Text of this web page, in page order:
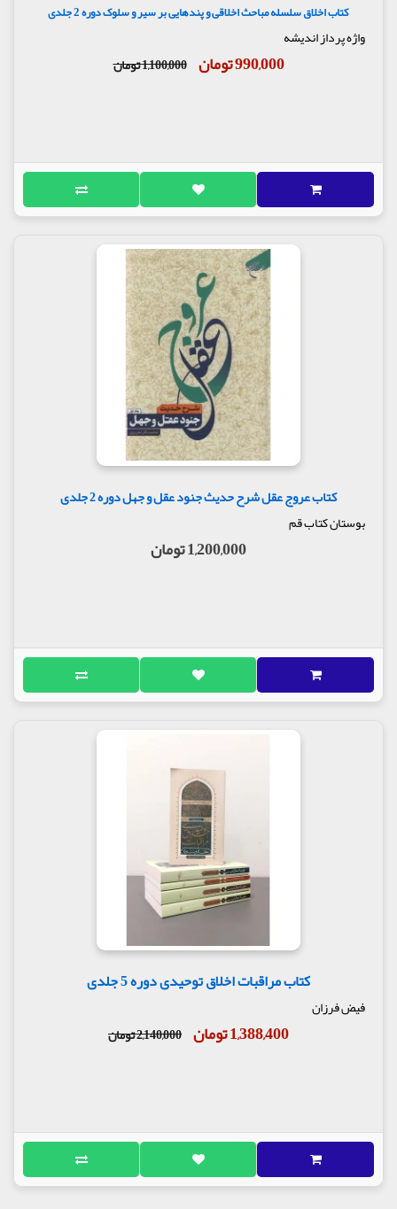
کتاب اخلاق سلسله مباحث اخلاقی و پندهایی بر سیر و سلوک دوره 2 جلدی
واژه پرداز اندیشه
990,000 تومان 1,100,000 تومان
کتاب عروج عقل شرح حدیث جنود عقل و جهل دوره 2 جلدی
بوستان کتاب قم
1,200,000 تومان
کتاب مراقبات اخلاق توحیدی دوره 5 جلدی
فیض فرزان
1,388,400 تومان 2,140,000 تومان